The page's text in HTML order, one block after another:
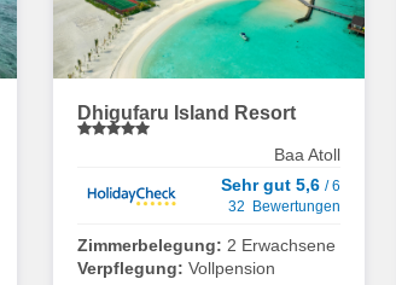
Dhigufaru Island Resort
Baa Atoll
Sehr gut 5,6/ 6
32 Bewertungen
Zimmerbelegung: 2 Erwachsene
Verpflegung: Vollpension